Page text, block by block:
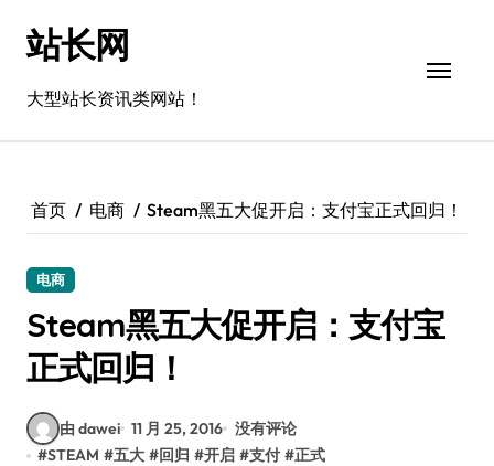
站长网
大型站长资讯类网站！
首页 电商 Steam黑五大促开启：支付宝正式回归！
电商
Steam黑五大促开启：支付宝
正式回归！
由 dawei 11 月 25, 2016 没有评论
#STEAM #五大 #回归 #开启 #支付 #正式